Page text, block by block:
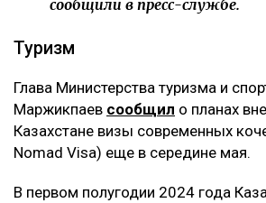
сообщили в пресс-службе.
Туризм
Глава Министерства туризма и
Маржикпаев сообщил о планах
Казахстане визы современных
Nomad Visa) еще в середине мая.
В первом полугодии 2024 года